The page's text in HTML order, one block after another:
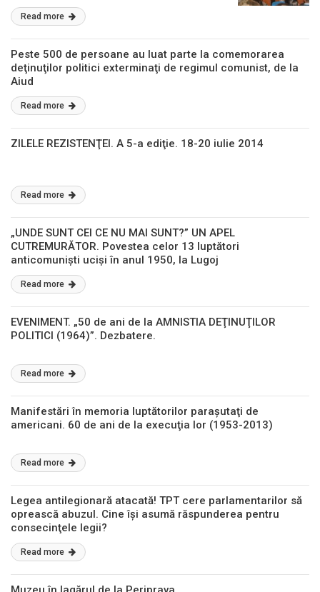
Read more
Peste 500 de persoane au luat parte la comemorarea
deţinuţilor politici exterminaţi de regimul comunist, de la
Aiud
Read more
ZILELE REZISTENŢEI. A 5-a ediţie. 18-20 iulie 2014
Read more
„UNDE SUNT CEI CE NU MAI SUNT?” UN APEL
CUTREMURĂTOR. Povestea celor 13 luptători
anticomuniști uciși în anul 1950, la Lugoj
Read more
EVENIMENT. „50 de ani de la AMNISTIA DEŢINUŢILOR
POLITICI (1964)”. Dezbatere.
Read more
Manifestări în memoria luptătorilor paraşutaţi de
americani. 60 de ani de la execuţia lor (1953-2013)
Read more
Legea antilegionară atacată! TPT cere parlamentarilor să
oprească abuzul. Cine îşi asumă răspunderea pentru
consecinţele legii?
Read more